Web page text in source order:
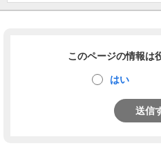
このページの情報は
はい
送信